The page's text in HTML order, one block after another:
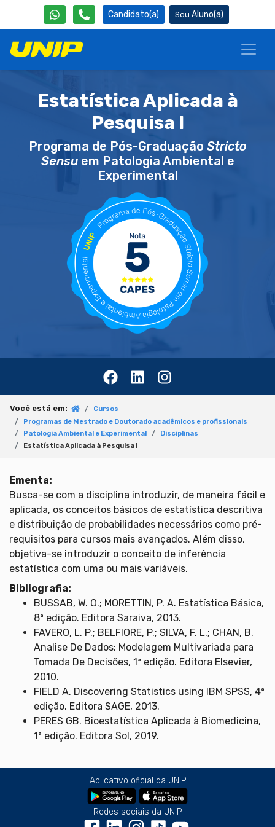
Candidato(a) Aluno(a)
Estatística Aplicada à
Pesquisa I
Programa de Pós-Graduação Stricto
Sensuem Patologia Ambiental e
Experimental
Você está em:
Cursos
Programas de Mestrado e Doutorado acadêmicos e profissionais
Patologia Ambiental e Experimental
Disciplinas
Estatística Aplicada à Pesquisa I
Ementa:
Busca-se com a disciplina introduzir, de maneira fácil e
aplicada, os conceitos básicos de estatística descritiva
e distribuição de probabilidades necessários como pré-
requisitos para cursos mais avançados. Além disso,
objetiva-se introduzir o conceito de inferência
estatística com uma ou mais variáveis.
Bibliografia:
BUSSAB, W. O.; MORETTIN, P. A. Estatística Básica,
8ª edição. Editora Saraiva, 2013.
FAVERO, L. P.; BELFIORE, P.; SILVA, F. L.; CHAN, B.
Analise De Dados: Modelagem Multivariada para
Tomada De Decisões, 1ª edição. Editora Elsevier,
2010.
FIELD A. Discovering Statistics using IBM SPSS, 4ª
edição. Editora SAGE, 2013.
PERES GB. Bioestatística Aplicada à Biomedicina,
1ª edição. Editora Sol, 2019.
Aplicativo oficial da UNIP
Redes sociais da UNIP